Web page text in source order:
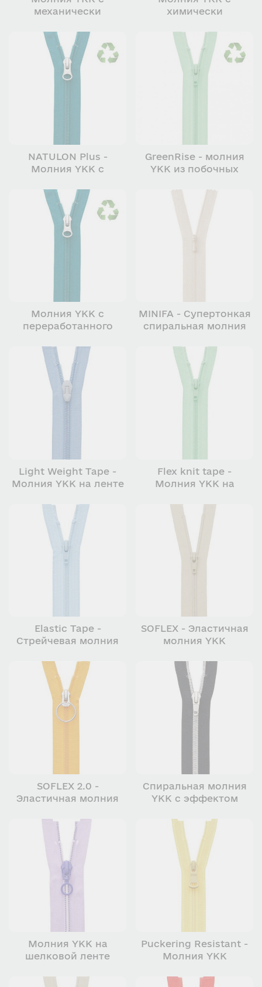
механически
материалов
химически
материалов
NATULON Plus -
Молния YKK с
содержания
вторичного сырья
GreenRise - молния
YKK из побочных
производства сахара
Молния YKK с
переработанного
MINIFA - Супертонкая
спиральная молния
Light Weight Tape -
Молния YKK на ленте
Flex knit tape -
Молния YKK на
трикотажной ленте
Elastic Tape -
Cтрейчевая молния
SOFLEX - Эластичная
молния YKK
SOFLEX 2.0 -
Эластичная молния
Спиральная молния
YKK с эффектом
Молния YKK на
шелковой ленте
Puckering Resistant -
Молния YKK
сморщиванию